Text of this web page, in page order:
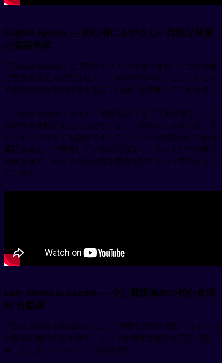
English Sponge — 初心者にもやさしい自然な発音
の英語学習
「English Sponge」は TPRS のチャンネルですが、1 つの画像
に焦点を当てるのではなく、「Where's Waldo」などといった
子供向けの漫画や絵本を通してお話しを展開してくれます。
「English Sponge」もまた、画像をみてそこで何が起こってい
るのかを説明するだけなのですが、このチャンネルでは、ス
ピーキングがとても自然です。ストーリーや視聴者に尋ねる
質問を前もって準備しているのではなく、ホストがその場で
画像を見て、見たものを自然な表現で話すという手法をとっ
ています。
Easy Stories in English — 少し難度高めの初心者用
30 分動画
「Easy Stories in English」 は、「簡単な英語の物語」というそ
の名前の意味が示す通り、ホストが簡単な物語を英語で読
み、話し合っていくという内容です。